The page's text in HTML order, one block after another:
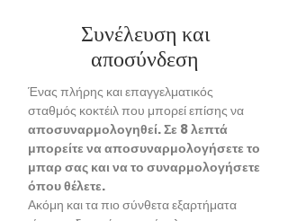
Συνέλευση και
αποσύνδεση
Ένας πλήρης και επαγγελματικός
σταθμός κοκτέιλ που μπορεί επίσης να
αποσυναρμολογηθεί.Σε 8 λεπτά
μπορείτε να αποσυναρμολογήσετε το
μπαρ σας και να το συναρμολογήσετε
όπου θέλετε.
Ακόμη και τα πιο σύνθετα εξαρτήματα